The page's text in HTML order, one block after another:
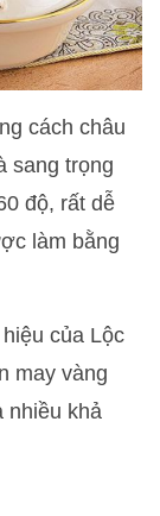
cách châu
sang trọng
độ, rất dễ
làm bằng
của Lộc
may vàng
nhiều khả